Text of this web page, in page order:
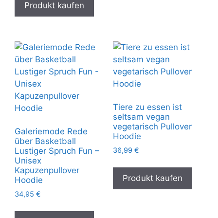
Produkt kaufen
Galeriemode Rede
über Basketball
Lustiger Spruch Fun –
Unisex
Kapuzenpullover
Hoodie
34,95 €
Tiere zu essen ist
seltsam vegan
vegetarisch Pullover
Hoodie
36,99 €
Produkt kaufen